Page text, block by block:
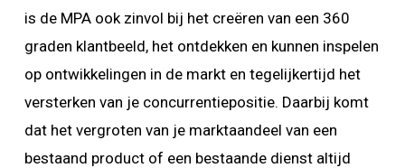
is de MPA ook zinvol bij het creëren van een 360
graden klantbeeld, het ontdekken en kunnen inspelen
op ontwikkelingen in de markt en tegelijkertijd het
versterken van je concurrentiepositie. Daarbij komt
dat het vergroten van je marktaandeel van een
bestaand product of een bestaande dienst altijd